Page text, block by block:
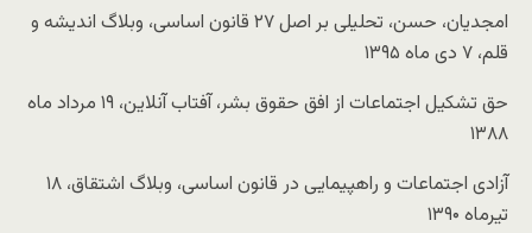
امجدیان، حسن، تحلیلی بر اصل ۲۷ قانون اساسی، وبلاگ اندیشه و
قلم، ۷ دی ماه ۱۳۹۵
حق تشکیل اجتماعات از افق حقوق بشر، آفتاب آنلاین، ۱۹ مرداد ماه
۱۳۸۸
آزادی اجتماعات و راهپیمایی در قانون اساسی، وبلاگ اشتقاق، ۱۸
تیرماه ۱۳۹۰